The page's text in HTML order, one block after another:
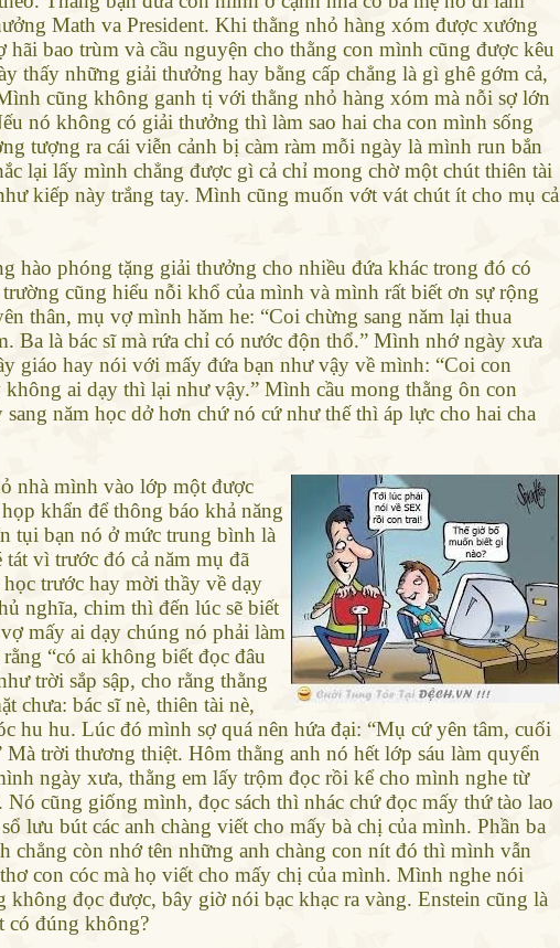
Math va President. Khi thằng nhỏ hàng xóm được xướng
bao trùm và cầu nguyện cho thằng con mình cũng được kêu
thấy những giải thưởng hay bằng cấp chẳng là gì ghê gớm cả,
cũng không ganh tị với thằng nhỏ hàng xóm mà nỗi sợ lớn
nó không có giải thưởng thì làm sao hai cha con mình sống
tượng ra cái viễn cảnh bị càm ràm mỗi ngày là mình run bắn
lại lấy mình chẳng được gì cả chỉ mong chờ một chút thiên tài
kiếp này trắng tay. Mình cũng muốn vớt vát chút ít cho mụ cả
hào phóng tặng giải thưởng cho nhiều đứa khác trong đó có
cũng hiểu nỗi khổ của mình và mình rất biết ơn sự rộng
thân, mụ vợ mình hăm he: “Coi chừng sang năm lại thua
Ba là bác sĩ mà rứa chỉ có nước độn thổ.” Mình nhớ ngày xưa
giáo hay nói với mấy đứa bạn như vậy về mình: “Coi con
ai dạy thì lại như vậy.” Mình cầu mong thằng ôn con
năm học dở hơn chứ nó cứ như thế thì áp lực cho hai cha
nhà mình vào lớp một được
khẩn để thông báo khả năng
tụi bạn nó ở mức trung bình là
vì trước đó cả năm mụ đã
trước hay mời thầy về dạy
nghĩa, chim thì đến lúc sẽ biết
mấy ai dạy chúng nó phải làm
“có ai không biết đọc đâu
trời sắp sập, cho rằng thằng
chưa: bác sĩ nè, thiên tài nè,
hu hu. Lúc đó mình sợ quá nên hứa đại: “Mụ cứ yên tâm, cuối
Mà trời thương thiệt. Hôm thằng anh nó hết lớp sáu làm quyển
ngày xưa, thằng em lấy trộm đọc rồi kể cho mình nghe từ
cũng giống mình, đọc sách thì nhác chứ đọc mấy thứ tào lao
lưu bút các anh chàng viết cho mấy bà chị của mình. Phần ba
chẳng còn nhớ tên những anh chàng con nít đó thì mình vẫn
con cóc mà họ viết cho mấy chị của mình. Mình nghe nói
đọc được, bây giờ nói bạc khạc ra vàng. Enstein cũng là
có đúng không?